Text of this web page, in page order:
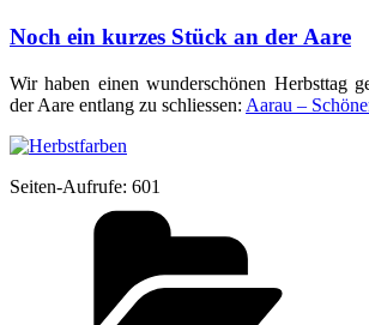
Noch ein kurzes Stück an der Aare
Wir haben einen wun­der­schö­nen Herbst­tag
der Aare ent­lang zu schlies­sen: Aar­au –
Sei­ten-Auf­ru­fe: 601